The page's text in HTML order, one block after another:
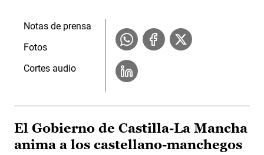
Notas de prensa
Fotos
Cortes audio
El Gobierno de Castilla-La Mancha
anima a los castellano-manchegos